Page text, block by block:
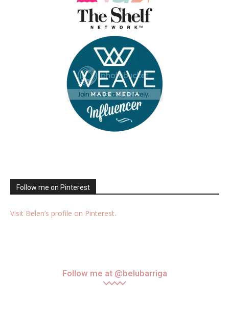
Follow me on Pinterest
Visit Belen’s profile on Pinterest.
Follow me at @belubarriga